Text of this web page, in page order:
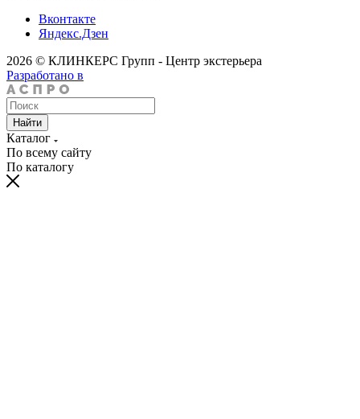
Вконтакте
Яндекс.Дзен
2026 © КЛИНКЕРС Групп - Центр экстерьера
Разработано в
Найти
Каталог
По всему сайту
По каталогу